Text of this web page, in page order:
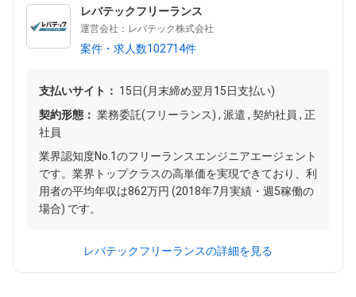
レバテックフリーランス
運営会社：レバテック株式会社
案件・求人数102714件
支払いサイト： 15日(月末締め翌月15日支払い)
契約形態： 業務委託(フリーランス) , 派遣 , 契約社員 , 正
社員
業界認知度No.1のフリーランスエンジニアエージェント
です。業界トップクラスの高単価を実現できており、利
用者の平均年収は862万円 (2018年7月実績・週5稼働の
場合) です。
レバテックフリーランスの詳細を見る